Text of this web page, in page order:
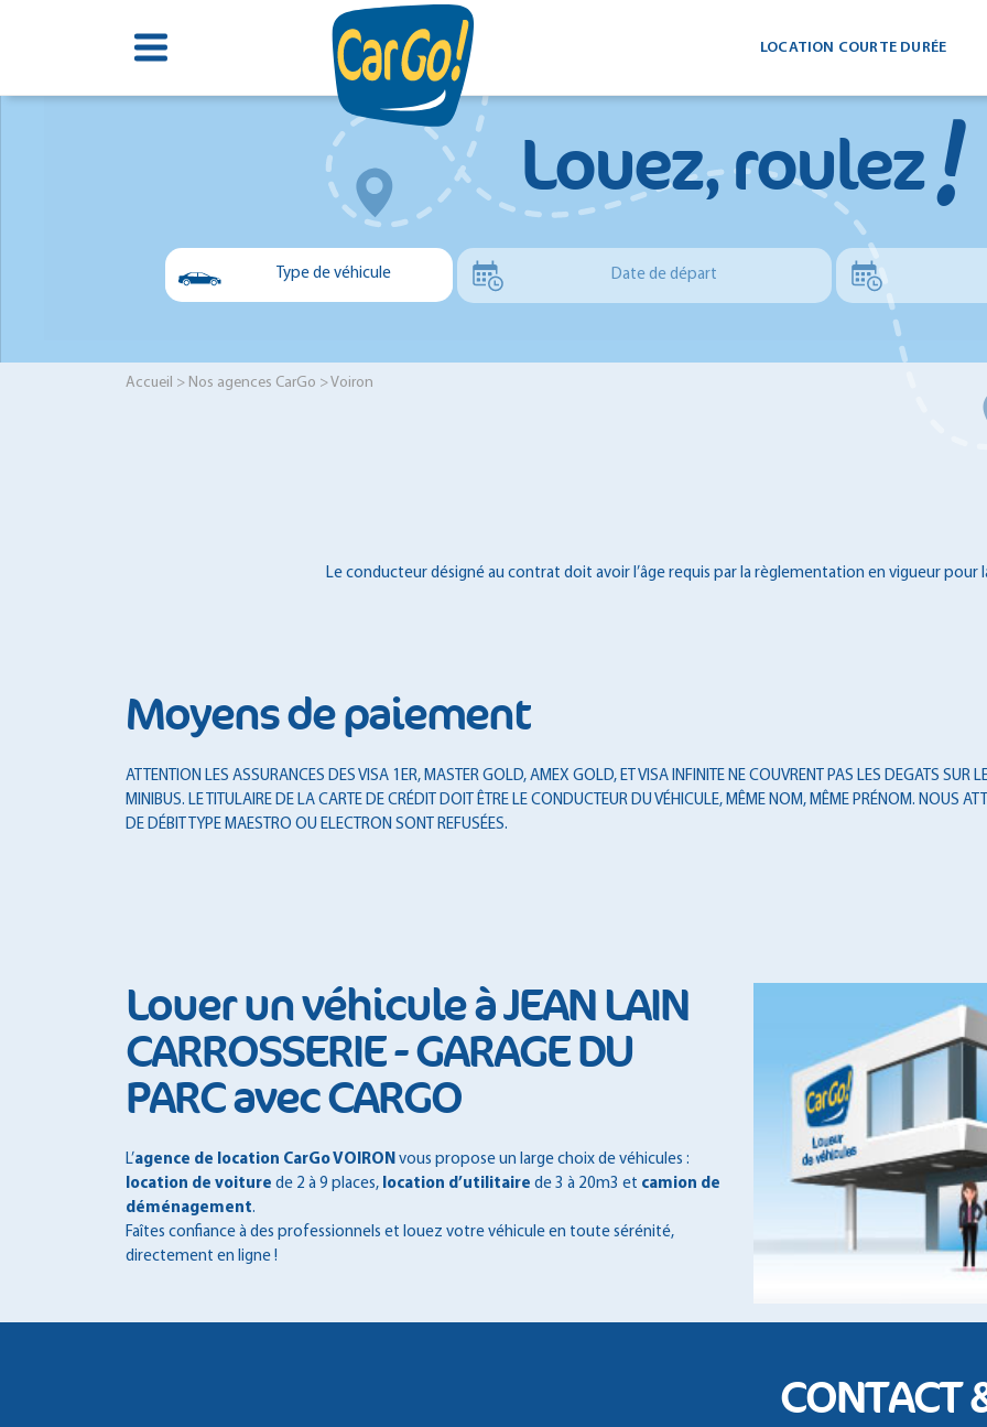
LOCATION COURTE DURÉE
Louez, roulez!
Type de véhicule Date de départ
Accueil > Nos agences CarGo > Voiron
Le conducteur désigné au contrat doit avoir l’âge requis par la règlementation en vigueur pour
Moyens de paiement
ATTENTION LES ASSURANCES DES VISA 1ER, MASTER GOLD, AMEX GOLD, ET VISA INFINITE NE COUVRENT PAS LES DEGATS SUR
MINIBUS. LE TITULAIRE DE LA CARTE DE CRÉDIT DOIT ÊTRE LE CONDUCTEUR DU VÉHICULE, MÊME NOM, MÊME PRÉNOM. NOUS
DE DÉBIT TYPE MAESTRO OU ELECTRON SONT REFUSÉES.
Louer un véhicule à JEAN LAIN
CARROSSERIE - GARAGE DU
PARC avec CARGO
L’agence de location CarGo VOIRON vous propose un large choix de véhicules :
location de voiture de 2 à 9 places, location d’utilitaire de 3 à 20m3 et camion de
déménagement.
Faîtes confiance à des professionnels et louez votre véhicule en toute sérénité,
directement en ligne !
CONTACT